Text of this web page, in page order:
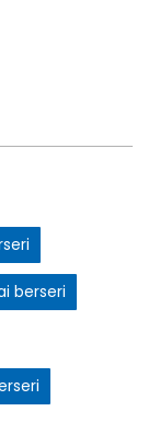
berseri